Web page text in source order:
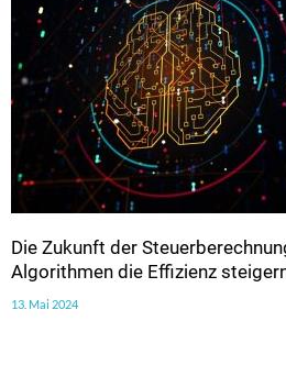
Die Zukunft der
Algorithmen die Effizienz
13. Mai 2024